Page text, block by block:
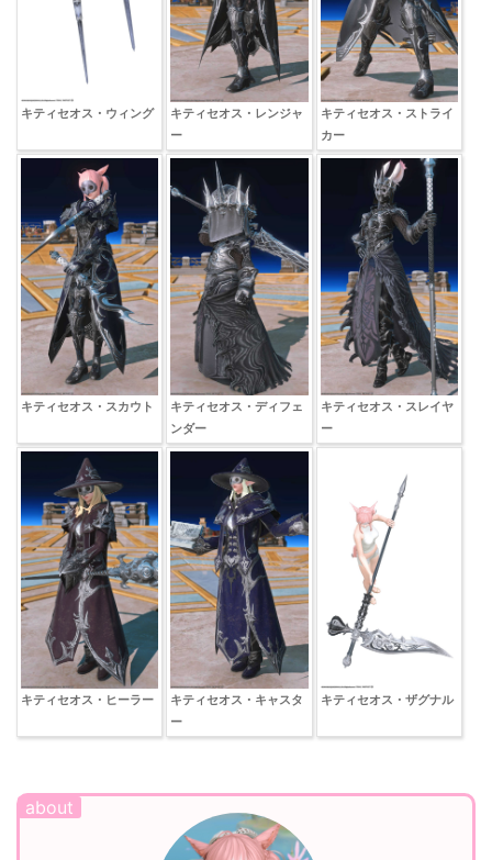
キティセオス・ウィング
キティセオス・レンジャ
ー
キティセオス・ストライ
カー
キティセオス・スカウト
キティセオス・ディフェ
ンダー
キティセオス・スレイヤ
ー
キティセオス・ヒーラー
キティセオス・キャスタ
ー
キティセオス・ザグナル